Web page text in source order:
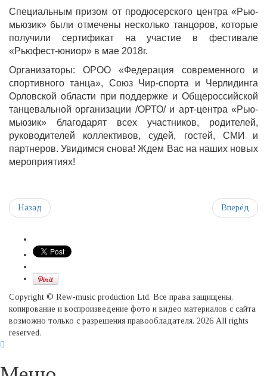
Специальным призом от продюсерского центра «Рью-
мьюзик» были отмечены несколько танцоров, которые
получили сертификат на участие в фестивале
«Рьюфест-юниор» в мае 2018г.
Организаторы: ОРОО «Федерация современного и
спортивного танца», Союз Чир-спорта и Черлидинга
Орловской области при поддержке и Общероссийской
танцевальной организации /ОРТО/ и арт-центра «Рью-
мьюзик» благодарят всех участников, родителей,
руководителей коллективов, судей, гостей, СМИ и
партнеров. Увидимся снова! Ждем Вас на наших новых
мероприятиях!
Назад Вперёд
Copyright © Rew-music production Ltd. Все права защищены,
копирование и воспроизведение фото и видео материалов с сайта
возможно только с разрешения правообладателя. 2026 All rights
reserved.